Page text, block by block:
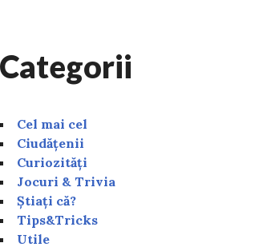
Categorii
Cel mai cel
Ciudățenii
Curiozități
Jocuri & Trivia
Știați că?
Tips&Tricks
Utile